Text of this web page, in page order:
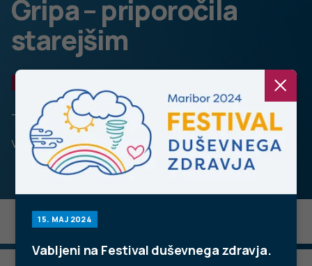
15. MAJ 2024
Vabljeni na Festival duševnega zdravja.
Gripa – priporočila
starejšim
Težave z gripo pri starejši populaciji -
vprašanja in odgovori.